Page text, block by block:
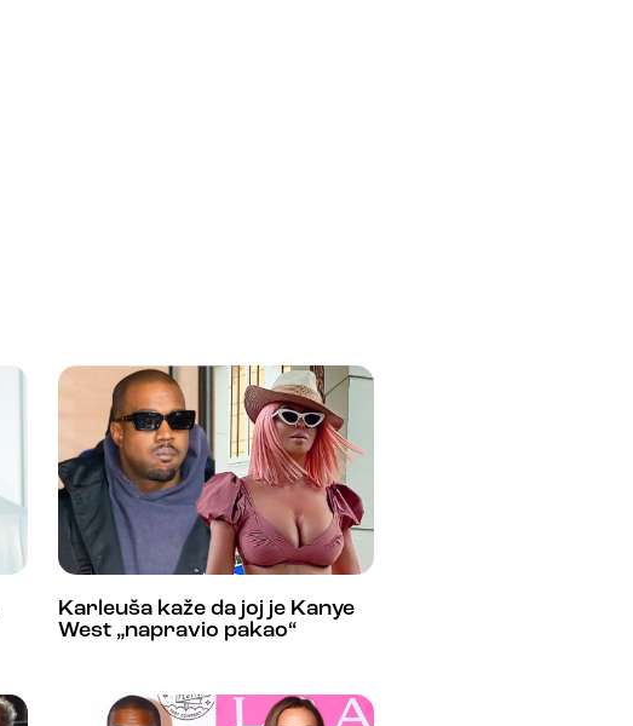
Karleuša kaže da joj je Kanye
West „napravio pakao“